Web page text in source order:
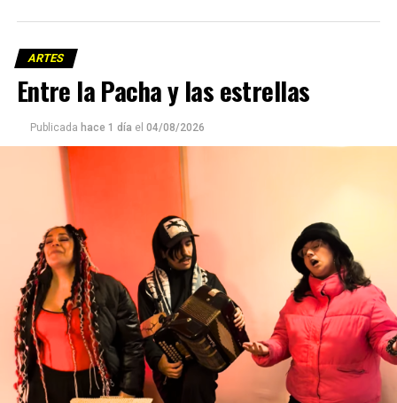
ARTES
Entre la Pacha y las estrellas
Publicada hace 1 día el 04/08/2026